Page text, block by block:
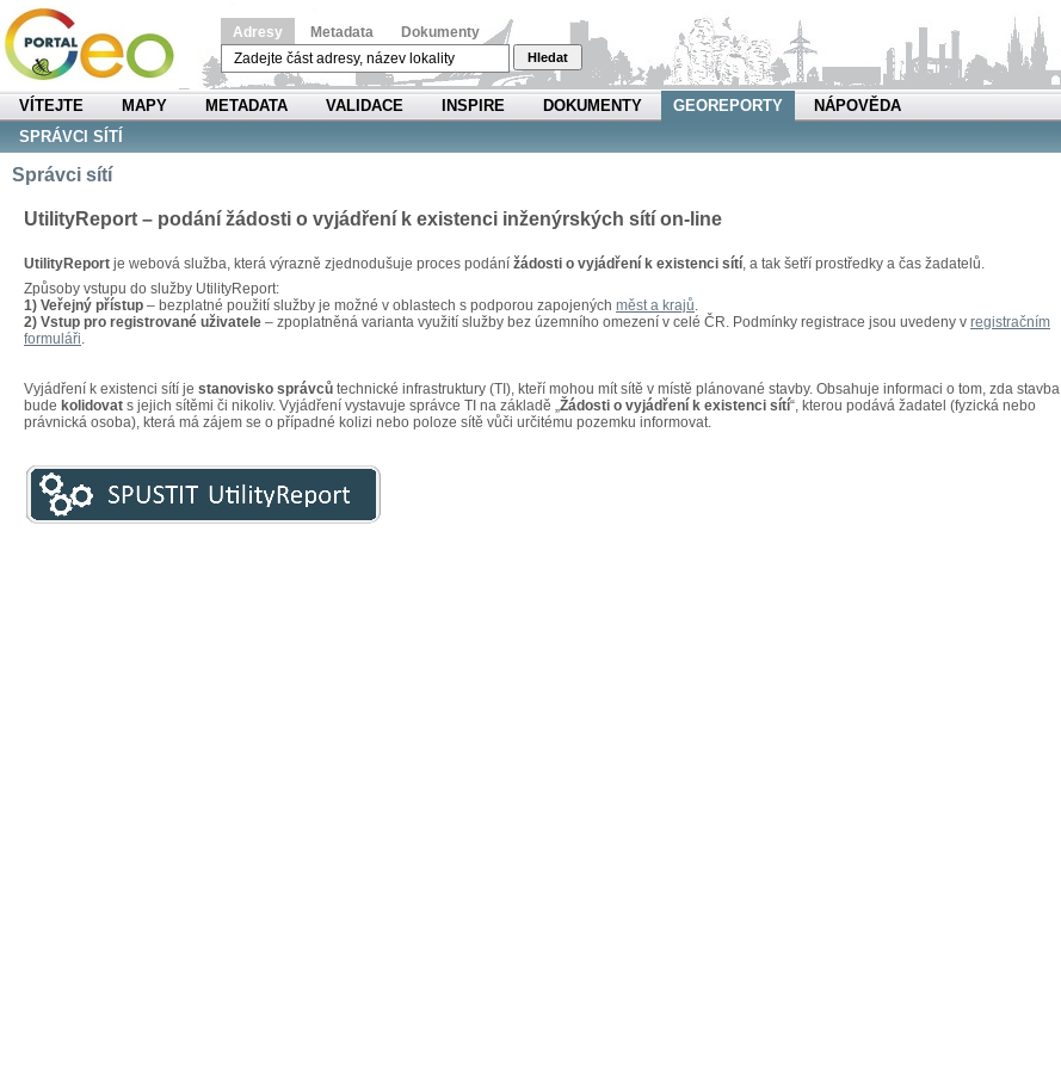
Adresy Metadata Dokumenty
Hledat
VÍTEJTE MAPY METADATA VALIDACE INSPIRE DOKUMENTY GEOREPORTY
NÁPOVĚDA
SPRÁVCI SÍTÍ
Správci sítí
UtilityReport – podání žádosti o vyjádření k existenci inženýrských sítí on-line
UtilityReport je webová služba, která výrazně zjednodušuje proces podání žádosti o vyjádření k existenci sítí, a tak šetří prostředky a čas žadatelů.
Způsoby vstupu do služby UtilityReport:
1) Veřejný přístup – bezplatné použití služby je možné v oblastech s podporou zapojených měst a krajů.
2) Vstup pro registrované uživatele – zpoplatněná varianta využití služby bez územního omezení v celé ČR. Podmínky registrace jsou uvedeny v registračním
formuláři.
Vyjádření k existenci sítí je stanovisko správců technické infrastruktury (TI), kteří mohou mít sítě v místě plánované stavby. Obsahuje informaci o tom, zda stavba
bude kolidovat s jejich sítěmi či nikoliv. Vyjádření vystavuje správce TI na základě „Žádosti o vyjádření k existenci sítí“, kterou podává žadatel (fyzická nebo
právnická osoba), která má zájem se o případné kolizi nebo poloze sítě vůči určitému pozemku informovat.